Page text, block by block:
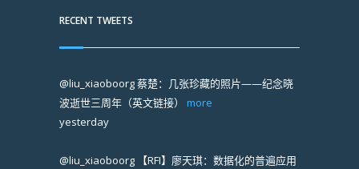
RECENT TWEETS
@liu_xiaoboorg蔡楚：几张珍藏的照片——纪念晓
波逝世三周年（英文链接） more
yesterday
@liu_xiaoboorg 【RFI】廖天琪：数据化的普遍应用